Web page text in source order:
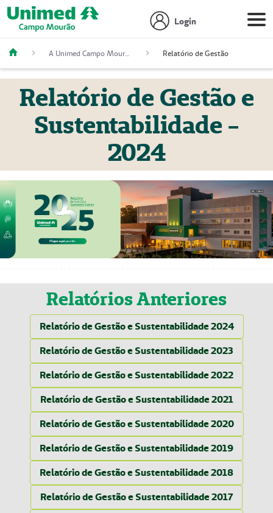
Login
A Unimed Campo Mourão Relatório de Gestão
Relatório de Gestão e
Sustentabilidade -
2024
Relatórios Anteriores
Relatório de Gestão e Sustentabilidade 2024
Relatório de Gestão e Sustentabilidade 2023
Relatório de Gestão e Sustentabilidade 2022
Relatório de Gestão e Sustentabilidade 2021
Relatório de Gestão e Sustentabilidade 2020
Relatório de Gestão e Sustentabilidade 2019
Relatório de Gestão e Sustentabilidade 2018
Relatório de Gestão e Sustentabilidade 2017